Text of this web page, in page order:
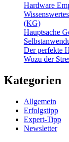
Hardware
(KG)
Hauptsache
Der perfekte
Wozu der
Kategorien
Allgemein
Erfolgstipp
Expert-Tipp
Newsletter